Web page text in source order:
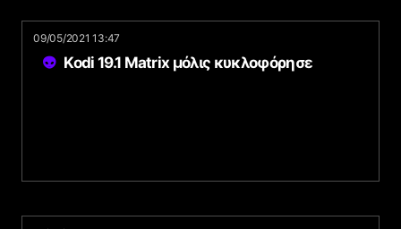
09/05/2021 13:47
Kodi 19.1 Matrix μόλις κυκλοφόρησε